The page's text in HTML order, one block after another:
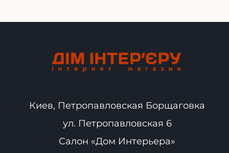
Киев, Петропавловская Борщаговка
ул. Петропавловская 6
Салон «Дом Интерьера»